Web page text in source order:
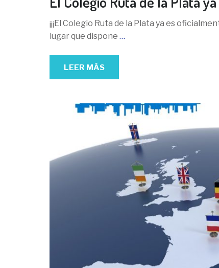
¡¡¡El Colegio Ruta de la Plata ya es
lugar que dispone …
LEER MÁS